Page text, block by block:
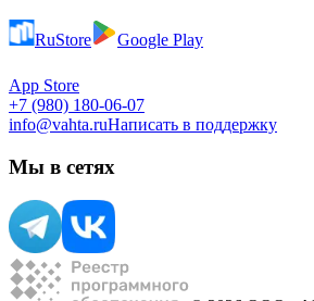
RuStore Google Play
App Store
+7 (980) 180-06-07
info@vahta.ruНаписать в поддержку
Мы в сетях